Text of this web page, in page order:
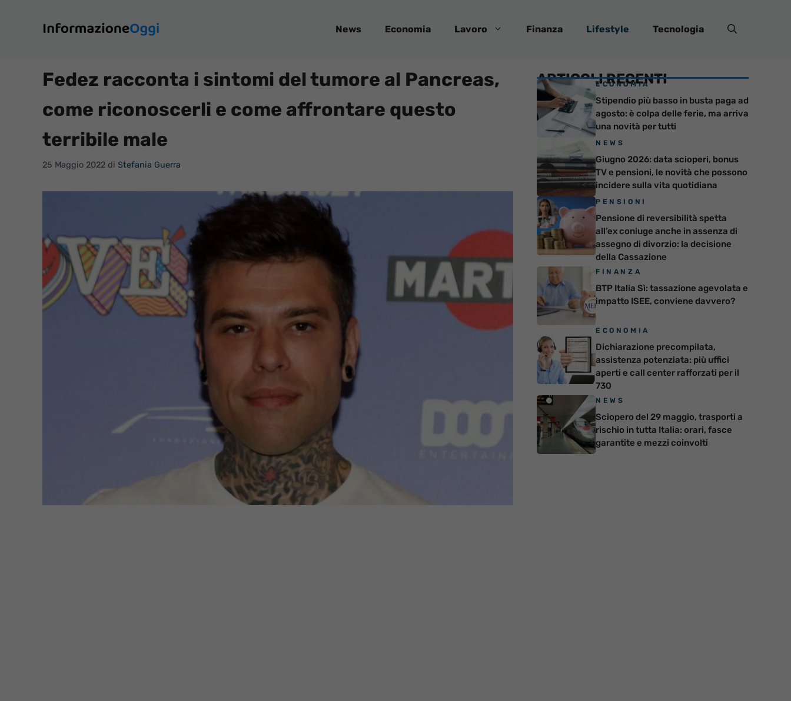
contenuto
News Economia Lavoro Finanza Lifestyle Tecnologia
Fedez racconta i sintomi del tumore al Pancreas,
come riconoscerli e come affrontare questo
terribile male
25 Maggio 2022 di Stefania Guerra
ARTICOLI RECENTI
ECONOMIA
Stipendio più basso in busta paga ad
agosto: è colpa delle ferie, ma arriva
una novità per tutti
NEWS
Giugno 2026: data scioperi, bonus
TV e pensioni, le novità che possono
incidere sulla vita quotidiana
PENSIONI
Pensione di reversibilità spetta
all’ex coniuge anche in assenza di
assegno di divorzio: la decisione
della Cassazione
FINANZA
BTP Italia Sì: tassazione agevolata e
impatto ISEE, conviene davvero?
ECONOMIA
Dichiarazione precompilata,
assistenza potenziata: più uffici
aperti e call center rafforzati per il
730
NEWS
Sciopero del 29 maggio, trasporti a
rischio in tutta Italia: orari, fasce
garantite e mezzi coinvolti